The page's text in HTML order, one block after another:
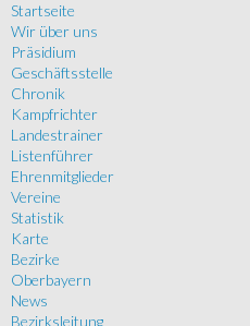
Startseite
Wir über uns
Präsidium
Geschäftsstelle
Chronik
Kampfrichter
Landestrainer
Listenführer
Ehrenmitglieder
Vereine
Statistik
Karte
Bezirke
Oberbayern
News
Bezirksleitung